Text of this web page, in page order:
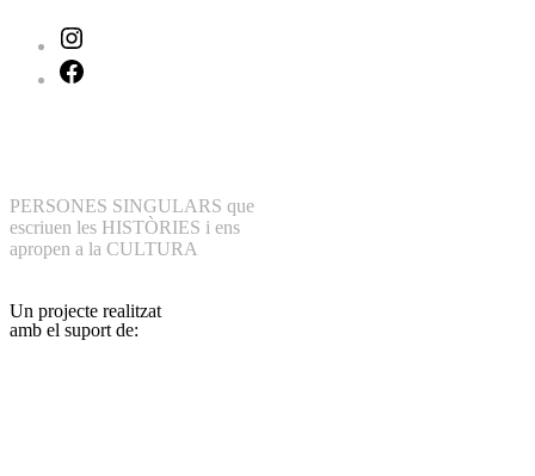
PERSONES SINGULARS que
escriuen les HISTÒRIES i ens
apropen a la CULTURA
Un projecte realitzat
amb el suport de: